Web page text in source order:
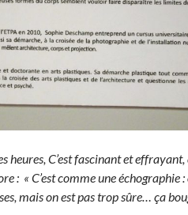
heures, C’est fascinant et
: « C’est comme une échographie :
mais on est pas trop sûre… ça